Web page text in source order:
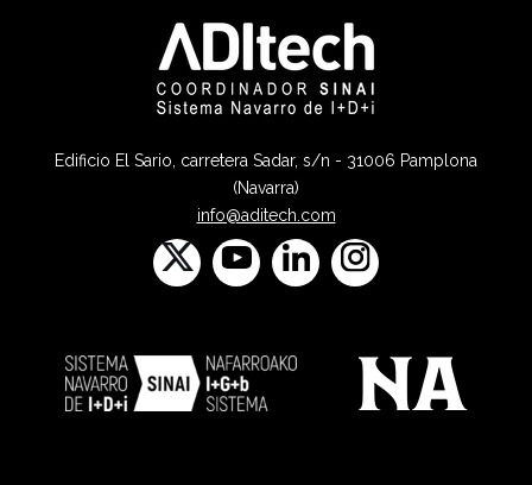
Edificio El Sario, carretera Sadar, s/n - 31006 Pamplona
(Navarra)
info@aditech.com